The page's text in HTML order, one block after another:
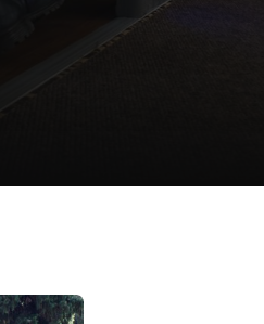
Trasferimenti privati